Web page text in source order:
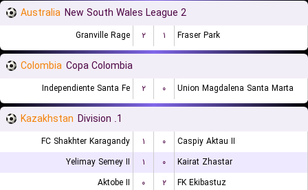
Australia New South Wales League 2
Granville Rage ۲ ۱ Fraser Park
Colombia Copa Colombia
Independiente Santa Fe ۲ ۰ Union Magdalena Santa Marta
Kazakhstan 1. Division
FC Shakhter Karagandy ۱ ۰
Caspiy Aktau II
Yelimay Semey II
۱ ۰
Kairat Zhastar
Aktobe II
۰ ۲
FK Ekibastuz